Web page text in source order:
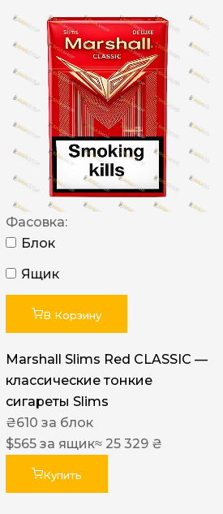
MONUS
NERO
NERO
Гуцульскі
Italian Blend 821
OSCAR
Сигарети LD
Фасовка:
Блок
Ящик
В Корзину
Marshall Slims Red CLASSIC —
классические тонкие
сигареты Slims
₴610 за блок
$565 за ящик≈ 25 329 ₴
Купить